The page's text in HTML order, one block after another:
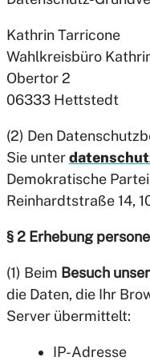
Kathrin Tarricone
Wahlkreisbüro
Obertor 2
06333 Hettstedt
(2) Den
Sie unter
Demokratische
Reinhardtstraße 14,
§ 2 Erhebung
(1) Beim Besuch
die Daten, die Ihr
Server übermittelt:
IP-Adresse